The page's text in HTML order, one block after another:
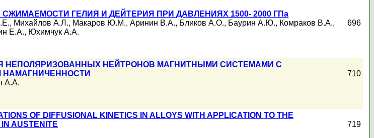
ГЕЛИЯ И ДЕЙТЕРИЯ ПРИ ДАВЛЕНИЯХ 1500- 2000 ГПа
, Михайлов А.Л., Макаров Ю.М., Аринин В.А., Бликов А.О., Баурин А.Ю., Комраков В.А.,
Е.А., Юхимчук А.А.
696
НЕПОЛЯРИЗОВАННЫХ НЕЙТРОНОВ МАГНИТНЫМИ СИСТЕМАМИ С
А.А.
710
OF DIFFUSIONAL KINETICS IN ALLOYS WITH APPLICATION TO THE
AUSTENITE
719